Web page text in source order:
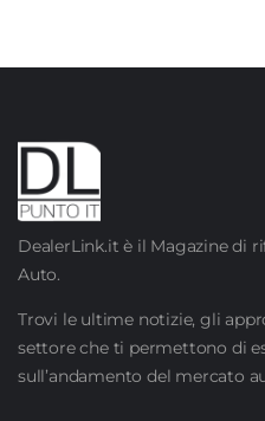
DealerLink.it è il Magazine di
Auto.
Trovi le ultime notizie, gli
settore che ti permettono di
sull’andamento del mercato